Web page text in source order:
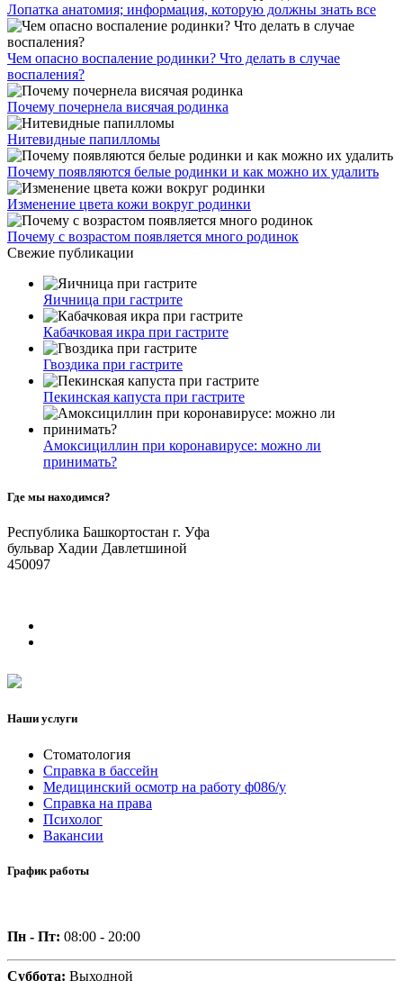
Лопатка анатомия; информация, которую должны знать все
Чем опасно воспаление родинки? Что делать в случае
воспаления?
Почему почернела висячая родинка
Нитевидные папилломы
Почему появляются белые родинки и как можно их удалить
Изменение цвета кожи вокруг родинки
Почему с возрастом появляется много родинок
Свежие публикации
Яичница при гастрите
Кабачковая икра при гастрите
Гвоздика при гастрите
Пекинская капуста при гастрите
Амоксициллин при коронавирусе: можно ли
принимать?
Где мы находимся?
Республика Башкортостан г. Уфа
бульвар Хадии Давлетшиной
450097
Наши услуги
Стоматология
Справка в бассейн
Медицинский осмотр на работу ф086/у
Справка на права
Психолог
Вакансии
График работы
Пн - Пт: 08:00 - 20:00
Суббота: Выходной